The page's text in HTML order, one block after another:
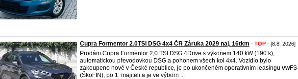
Cupra Formentor 2.0TSI DSG 4x4 ČR Záruka 2029 naj. 16tkm - TOP - [8.8. 2026]
Prodám Cupra Formentor 2,0 TSI DSG 4Drive s výkonem 140 kW (190 k),
automatickou převodovkou DSG a pohonem všech kol 4x4. Vozidlo bylo
zakoupeno nové v České republice, je po ukončeném operativním leasingu vwFS
(ŠkoFIN), po 1. majiteli a je ve výborn ...